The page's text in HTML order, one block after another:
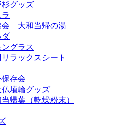
グッズ
会 大和当帰の湯
グラス
ラックスシート
存会
埴輪グッズ
帰葉（乾燥粉末）